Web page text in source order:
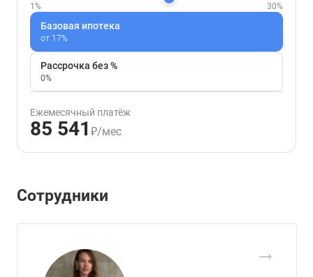
1% 30%
Базовая ипотека
от 17%
Рассрочка без %
0%
Ежемесячный платёж
85 541 ₽/мес
Сотрудники